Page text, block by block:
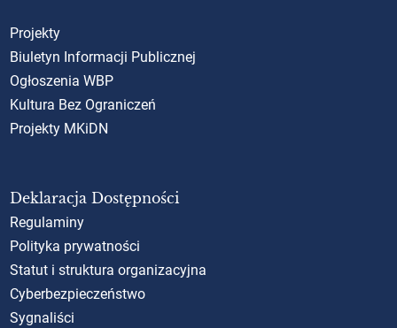
Projekty
Biuletyn Informacji Publicznej
Ogłoszenia WBP
Kultura Bez Ograniczeń
Projekty MKiDN
Deklaracja Dostępności
Regulaminy
Polityka prywatności
Statut i struktura organizacyjna
Cyberbezpieczeństwo
Sygnaliści